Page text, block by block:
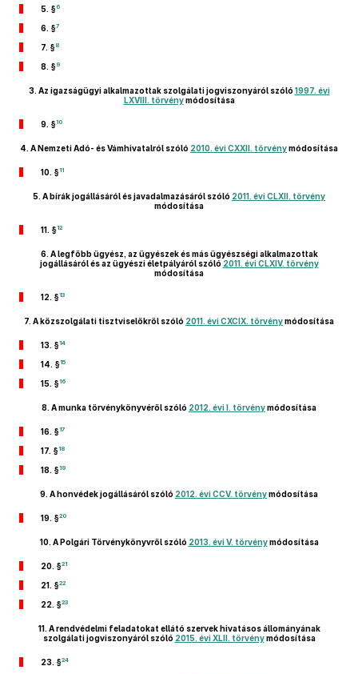
5. §6
6. §7
7. §8
8. §9
3. Az igazságügyi alkalmazottak szolgálati jogviszonyáról szóló 1997. évi
LXVIII. törvénymódosítása
9. §10
4. A Nemzeti Adó- és Vámhivatalról szóló 2010. évi CXXII. törvénymódosítása
10. §11
5. A bírák jogállásáról és javadalmazásáról szóló 2011. évi CLXII. törvény
módosítása
11. §12
6. A legfőbb ügyész, az ügyészek és más ügyészségi alkalmazottak
jogállásáról és az ügyészi életpályáról szóló 2011. évi CLXIV. törvény
módosítása
12. §13
7. A közszolgálati tisztviselőkről szóló 2011. évi CXCIX. törvénymódosítása
13. §14
14. §15
15. §16
8. A munka törvénykönyvéről szóló 2012. évi I. törvénymódosítása
16. §17
17. §18
18. §19
9. A honvédek jogállásáról szóló 2012. évi CCV. törvénymódosítása
19. §20
10. A Polgári Törvénykönyvről szóló 2013. évi V. törvénymódosítása
20. §21
21. §22
22. §23
11. A rendvédelmi feladatokat ellátó szervek hivatásos állományának
szolgálati jogviszonyáról szóló 2015. évi XLII. törvénymódosítása
23. §24